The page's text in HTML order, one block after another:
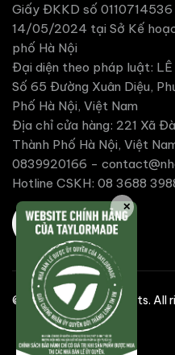
✕
Giấy ĐKKD số
14/05/2024 tại Sở Kế
phố Hà Nội
Đại diện theo pháp luật: LÊ
Số 65 Đường Xuân Diệu,
Phố Hà Nội, Việt Nam
Địa chỉ cửa hàng: 221 Xã
Thành Phố Hà Nội, Việt
0839920166 -
Hotline CSKH: 08 3688
©2025 Nhat Minh Sports. All